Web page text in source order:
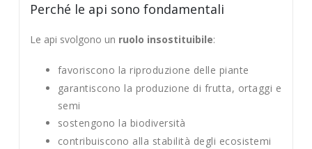
Perché le api sono fondamentali
Le api svolgono un ruolo insostituibile:
favoriscono la riproduzione delle piante
garantiscono la produzione di frutta, ortaggi e
semi
sostengono la biodiversità
contribuiscono alla stabilità degli ecosistemi